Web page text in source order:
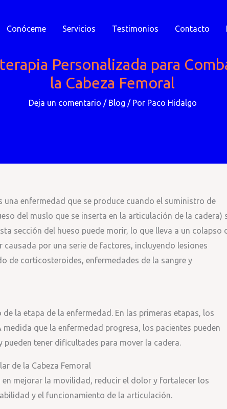
Conóceme Servicios Testimonios Contacto
Personalizada para
la Cabeza Femoral
Deja un comentario / Blog / Por Paco Hidalgo
una enfermedad que se produce cuando el suministro de
del muslo que se inserta en la articulación de la cadera)
sección del hueso puede morir, lo que lleva a un colapso
por una serie de factores, incluyendo lesiones
de corticosteroides, enfermedades de la sangre y
la etapa de la enfermedad. En las primeras etapas, los
que la enfermedad progresa, los pacientes pueden
tener dificultades para mover la cadera.
de la Cabeza Femoral
mejorar la movilidad, reducir el dolor y fortalecer los
y el funcionamiento de la articulación.